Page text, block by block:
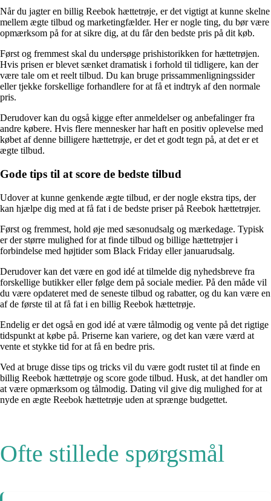
Når du jagter en billig Reebok hættetrøje, er det vigtigt at kunne skelne
mellem ægte tilbud og marketingfælder. Her er nogle ting, du bør være
opmærksom på for at sikre dig, at du får den bedste pris på dit køb.
Først og fremmest skal du undersøge prishistorikken for hættetrøjen.
Hvis prisen er blevet sænket dramatisk i forhold til tidligere, kan der
være tale om et reelt tilbud. Du kan bruge prissammenligningssider
eller tjekke forskellige forhandlere for at få et indtryk af den normale
pris.
Derudover kan du også kigge efter anmeldelser og anbefalinger fra
andre købere. Hvis flere mennesker har haft en positiv oplevelse med
købet af denne billigere hættetrøje, er det et godt tegn på, at det er et
ægte tilbud.
Gode tips til at score de bedste tilbud
Udover at kunne genkende ægte tilbud, er der nogle ekstra tips, der
kan hjælpe dig med at få fat i de bedste priser på Reebok hættetrøjer.
Først og fremmest, hold øje med sæsonudsalg og mærkedage. Typisk
er der større mulighed for at finde tilbud og billige hættetrøjer i
forbindelse med højtider som Black Friday eller januarudsalg.
Derudover kan det være en god idé at tilmelde dig nyhedsbreve fra
forskellige butikker eller følge dem på sociale medier. På den måde vil
du være opdateret med de seneste tilbud og rabatter, og du kan være en
af de første til at få fat i en billig Reebok hættetrøje.
Endelig er det også en god idé at være tålmodig og vente på det rigtige
tidspunkt at købe på. Priserne kan variere, og det kan være værd at
vente et stykke tid for at få en bedre pris.
Ved at bruge disse tips og tricks vil du være godt rustet til at finde en
billig Reebok hættetrøje og score gode tilbud. Husk, at det handler om
at være opmærksom og tålmodig. Dating vil give dig mulighed for at
nyde en ægte Reebok hættetrøje uden at sprænge budgettet.
Ofte stillede spørgsmål